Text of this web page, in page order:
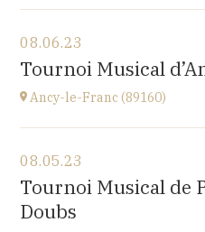
église Saint-Martin,
place St Martin, 25110
at20H00
08.06.23
Tournoi Musical
Ancy-le-Franc (89160)
Ancy-le-Franc (89160)
Le Château d’Ancy-le-
Tonnerre, 89160 Ancy-le-
08.05.23
Tournoi Musical de
Doubs